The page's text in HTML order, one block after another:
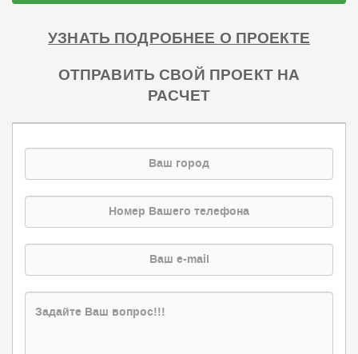
УЗНАТЬ ПОДРОБНЕЕ О ПРОЕКТЕ
ОТПРАВИТЬ СВОЙ ПРОЕКТ НА
РАСЧЕТ